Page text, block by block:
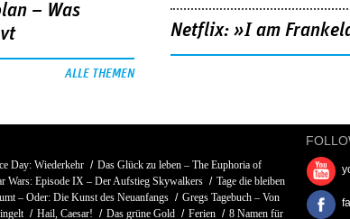
– Was
ALLE THEMEN
Netflix: »I am
Day: Wiederkehr
Das Glück zu leben – The Euphoria of
Wars: Episode IX – Der Aufstieg Skywalkers
Tage die bleiben
– Oder: Die Kunst des Neuanfangs
Gregs Tagebuch – Von
Hail, Caesar! Das grüne Gold Ferien 8 Namen für